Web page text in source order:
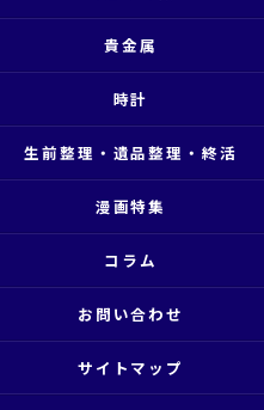
貴金属
時計
生前整理・遺品整理・終活
漫画特集
コラム
お問い合わせ
サイトマップ